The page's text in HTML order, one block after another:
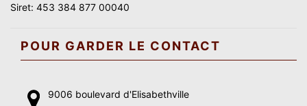
Siret: 453 384 877 00040
POUR GARDER LE CONTACT
9006 boulevard d'Elisabethville